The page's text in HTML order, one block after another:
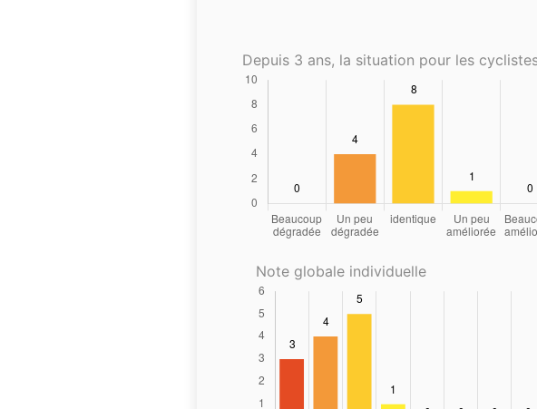
Depuis 3 ans, la situation pour les
Note globale individuelle